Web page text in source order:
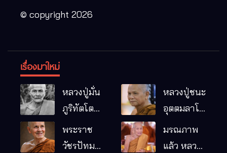
© copyright 2026
เรื่องมาใหม่
หลวงปู่มั่น
ภูริทัตโต
พระอริยเจ้า
ผู้เป็นบิดา
หลวงปู่ชนะ
อุตตมลาโภ
หมากอื๋อ
พระราช
วัชรปัทม
มรณภาพ
แล้ว หลวง